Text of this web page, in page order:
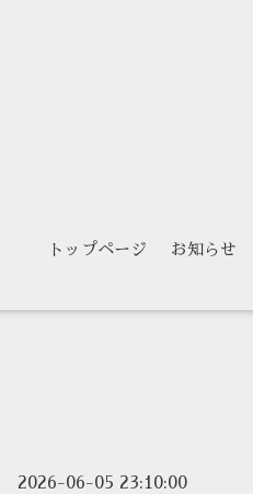
トップページ お知らせ
2026-06-05 23:10:00